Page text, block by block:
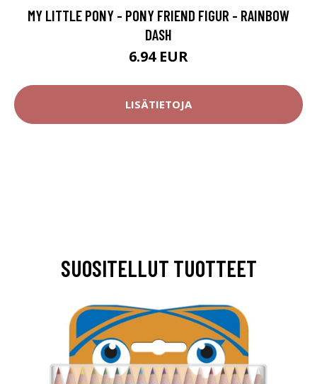
MY LITTLE PONY - PONY FRIEND FIGUR - RAINBOW
DASH
6.94 EUR
LISÄTIETOJA
SUOSITELLUT TUOTTEET